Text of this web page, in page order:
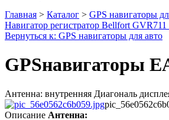
Главная > Каталог > GPS навигаторы
Навигатор регистратор Bellfort GVR711
Вернуться к: GPS навигаторы для авто
GPSнавигаторы
Антенна: внутренняя Диагональ
Описание Антенна: